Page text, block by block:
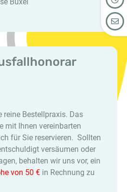
reine Bestellpraxis. Das
mit Ihnen vereinbarten
für Sie reservieren. Sollten
versäumen oder
behalten wir uns vor, ein
von 50 € in Rechnung zu